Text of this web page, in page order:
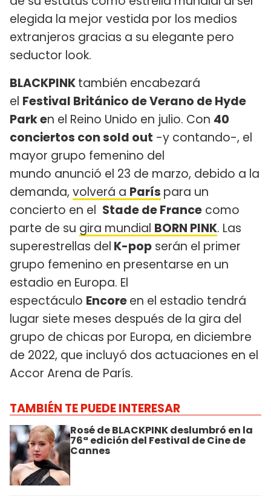
elegida la mejor vestida por los medios
extranjeros gracias a su elegante pero
seductor look.
BLACKPINKtambién encabezará
el Festival Británico de Verano de Hyde
Park en el Reino Unido en julio. Con 40
conciertos con sold out -y contando-, el
mayor grupo femenino del
mundo anunció el 23 de marzo, debido a la
demanda, volverá a París para un
concierto en el Stade de France como
parte de su gira mundial BORN PINK. Las
superestrellas del K-pop serán el primer
grupo femenino en presentarse en un
estadio en Europa. El
espectáculo Encoreen el estadio tendrá
lugar siete meses después de la gira del
grupo de chicas por Europa, en diciembre
de 2022, que incluyó dos actuaciones en el
Accor Arena de París.
TAMBIÉN TE PUEDE INTERESAR
Rosé de BLACKPINK deslumbró en la
76ª edición del Festival de Cine de
Cannes